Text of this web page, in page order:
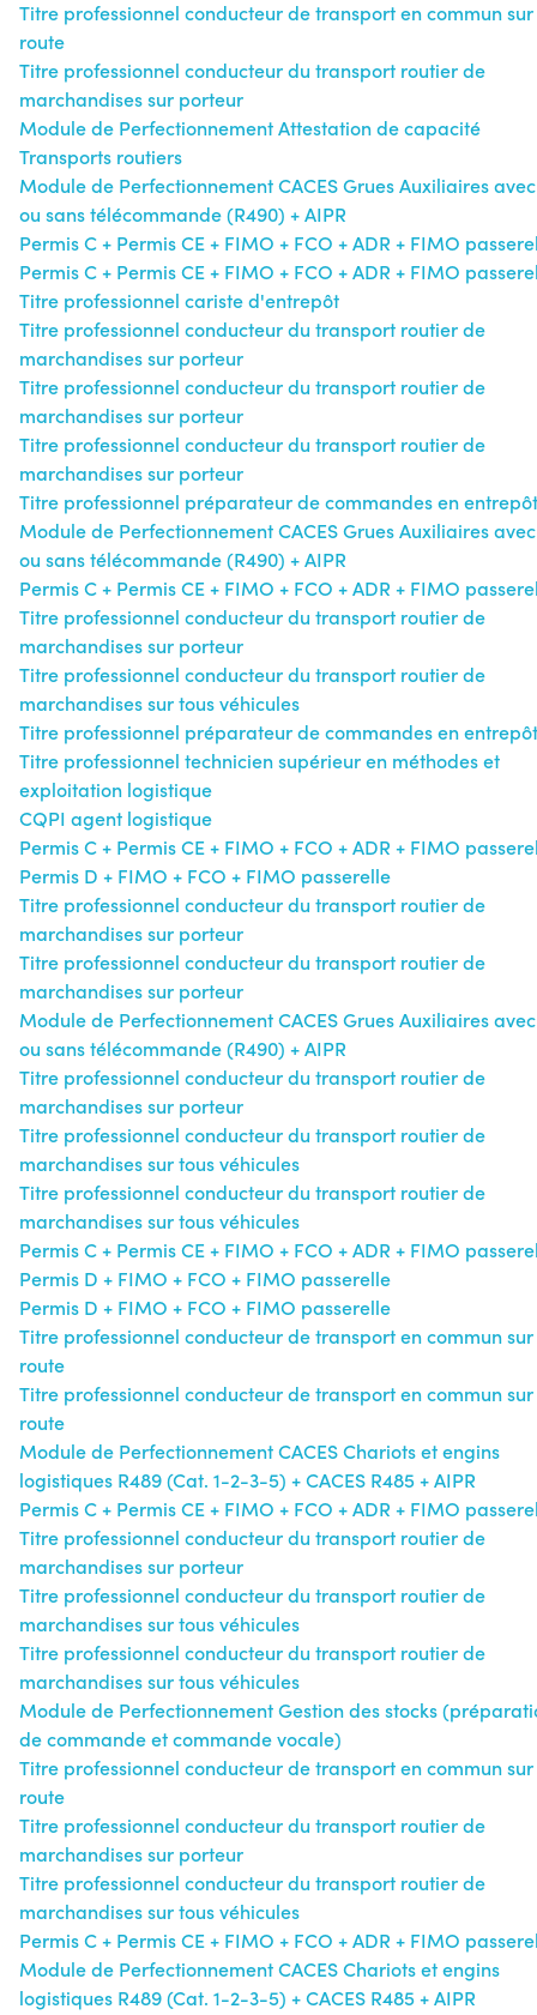
Titre professionnel conducteur de transport en commun sur
route
Titre professionnel conducteur du transport routier de
marchandises sur porteur
Module de Perfectionnement Attestation de capacité
Transports routiers
Module de Perfectionnement CACES Grues Auxiliaires avec
ou sans télécommande (R490) + AIPR
Permis C + Permis CE + FIMO + FCO + ADR + FIMO
Permis C + Permis CE + FIMO + FCO + ADR + FIMO
Titre professionnel cariste d'entrepôt
Titre professionnel conducteur du transport routier de
marchandises sur porteur
Titre professionnel conducteur du transport routier de
marchandises sur porteur
Titre professionnel conducteur du transport routier de
marchandises sur porteur
Titre professionnel préparateur de commandes en entrepôt
Module de Perfectionnement CACES Grues Auxiliaires avec
ou sans télécommande (R490) + AIPR
Permis C + Permis CE + FIMO + FCO + ADR + FIMO
Titre professionnel conducteur du transport routier de
marchandises sur porteur
Titre professionnel conducteur du transport routier de
marchandises sur tous véhicules
Titre professionnel préparateur de commandes en entrepôt
Titre professionnel technicien supérieur en méthodes et
exploitation logistique
CQPI agent logistique
Permis C + Permis CE + FIMO + FCO + ADR + FIMO
Permis D + FIMO + FCO + FIMO passerelle
Titre professionnel conducteur du transport routier de
marchandises sur porteur
Titre professionnel conducteur du transport routier de
marchandises sur porteur
Module de Perfectionnement CACES Grues Auxiliaires avec
ou sans télécommande (R490) + AIPR
Titre professionnel conducteur du transport routier de
marchandises sur porteur
Titre professionnel conducteur du transport routier de
marchandises sur tous véhicules
Titre professionnel conducteur du transport routier de
marchandises sur tous véhicules
Permis C + Permis CE + FIMO + FCO + ADR + FIMO
Permis D + FIMO + FCO + FIMO passerelle
Permis D + FIMO + FCO + FIMO passerelle
Titre professionnel conducteur de transport en commun sur
route
Titre professionnel conducteur de transport en commun sur
route
Module de Perfectionnement CACES Chariots et engins
logistiques R489 (Cat. 1-2-3-5) + CACES R485 + AIPR
Permis C + Permis CE + FIMO + FCO + ADR + FIMO
Titre professionnel conducteur du transport routier de
marchandises sur porteur
Titre professionnel conducteur du transport routier de
marchandises sur tous véhicules
Titre professionnel conducteur du transport routier de
marchandises sur tous véhicules
Module de Perfectionnement Gestion des stocks
de commande et commande vocale)
Titre professionnel conducteur de transport en commun sur
route
Titre professionnel conducteur du transport routier de
marchandises sur porteur
Titre professionnel conducteur du transport routier de
marchandises sur tous véhicules
Permis C + Permis CE + FIMO + FCO + ADR + FIMO
Module de Perfectionnement CACES Chariots et engins
logistiques R489 (Cat. 1-2-3-5) + CACES R485 + AIPR